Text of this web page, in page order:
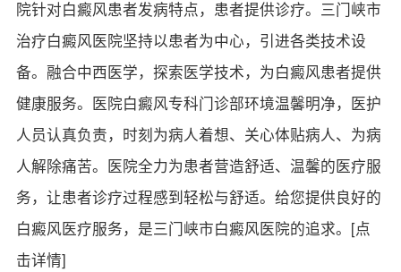
院针对白癜风患者发病特点，患者提供诊疗。三门峡市
治疗白癜风医院坚持以患者为中心，引进各类技术设
备。融合中西医学，探索医学技术，为白癜风患者提供
健康服务。医院白癜风专科门诊部环境温馨明净，医护
人员认真负责，时刻为病人着想、关心体贴病人、为病
人解除痛苦。医院全力为患者营造舒适、温馨的医疗服
务，让患者诊疗过程感到轻松与舒适。给您提供良好的
白癜风医疗服务，是三门峡市白癜风医院的追求。 [点
击详情]